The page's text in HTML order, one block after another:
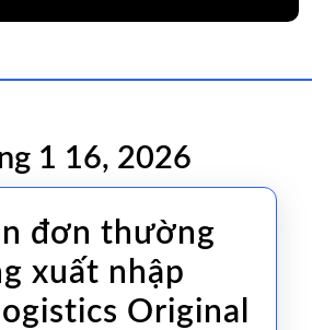
1 16, 2026
đơn thường
xuất nhập
Original